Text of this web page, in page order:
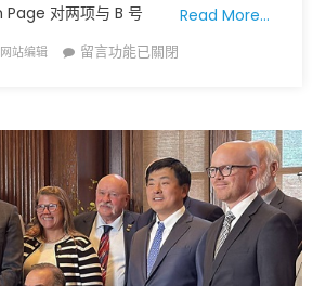
对两项与 B 号
Read More…
Author
网站编辑
在
权
力
之
争
留言功能已關閉